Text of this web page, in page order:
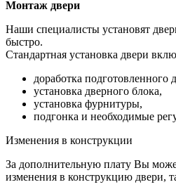
Монтаж двери
Наши специалисты установят
быстро.
Стандартная установка двери
доработка подготовленного
установка дверного блока,
установка фурнитуры,
подгонка и необходимые
Изменения в конструкции
За дополнительную плату Вы
изменения в конструкцию двери,